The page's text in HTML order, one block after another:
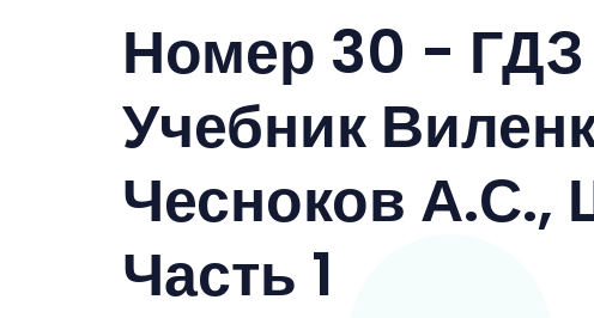
2 класс
4 класс
5 класс
7 класс
Номер 30 - ГДЗ
Учебник
Чесноков А.С.,
Часть 1